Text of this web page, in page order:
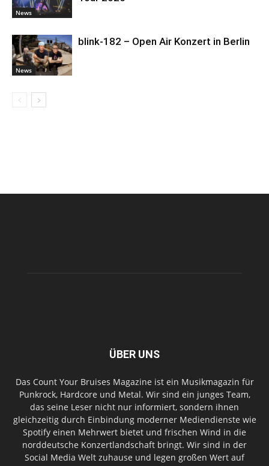
News
News
blink-182 – Open Air Konzert in Berlin
ÜBER UNS
Das Count Your Bruises Magazine ist ein Musikmagazin für
Punkrock, Hardcore und Metal. Wir sind ein junges Team,
das seine Leser nicht nur informiert, sondern ihnen
gleichzeitig durch Einbindung moderner Mediendienste wie
Spotify einen Mehrwert bietet und frischen Wind in die
norddeutsche Konzertlandschaft bringt. Wir sind in der
Social Media Welt zuhause und legen großen Wert auf